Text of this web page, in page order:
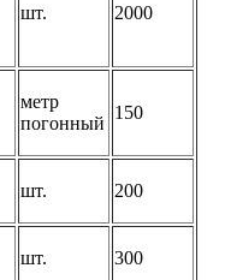
шт. 2000
метр
погонный
150
шт. 200
шт. 300